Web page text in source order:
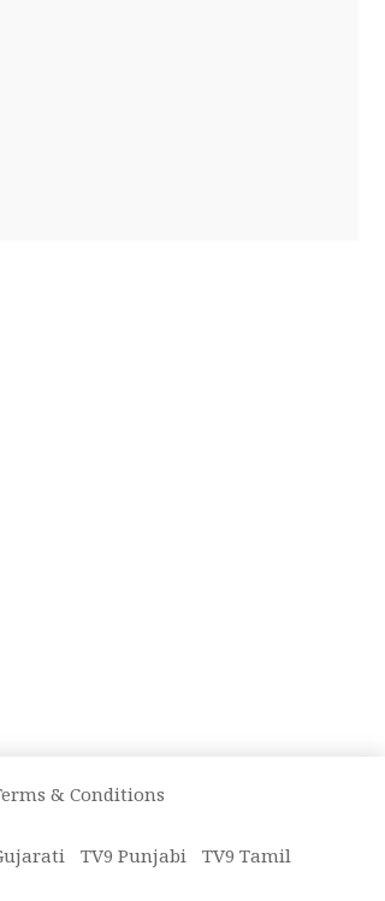
& Conditions
TV9 Punjabi TV9 Tamil